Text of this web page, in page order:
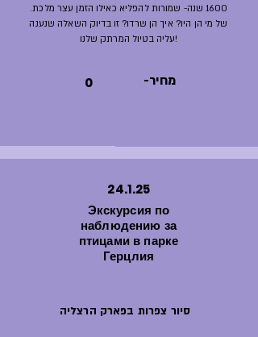
1600 שנה- שמורות להפליא כאילו הזמן עצר מלכת.
של מי הן היו? איך הן שרדו? זו בדיוק השאלה שנענה
עליה בטיול המרתק שלנו!
0 -מחיר
24.1.25
Экскурсия по
наблюдению за
птицами в парке
Герцлия
סיור צפרות בפארק הרצליה